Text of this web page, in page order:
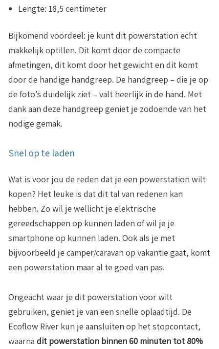
Lengte: 18,5 centimeter
Bijkomend voordeel: je kunt dit powerstation echt
makkelijk optillen. Dit komt door de compacte
afmetingen, dit komt door het gewicht en dit komt
door de handige handgreep. De handgreep – die je op
de foto’s duidelijk ziet – valt heerlijk in de hand. Met
dank aan deze handgreep geniet je zodoende van het
nodige gemak.
Snel op te laden
Wat is voor jou de reden dat je een powerstation wilt
kopen? Het leuke is dat dit tal van redenen kan
hebben. Zo wil je wellicht je elektrische
gereedschappen op kunnen laden of wil je je
smartphone op kunnen laden. Ook als je met
bijvoorbeeld je camper/caravan op vakantie gaat, komt
een powerstation maar al te goed van pas.
Ongeacht waar je dit powerstation voor wilt
gebruiken, geniet je van een snelle oplaadtijd. De
Ecoflow River kun je aansluiten op het stopcontact,
waarna dit powerstation binnen 60 minuten tot 80%